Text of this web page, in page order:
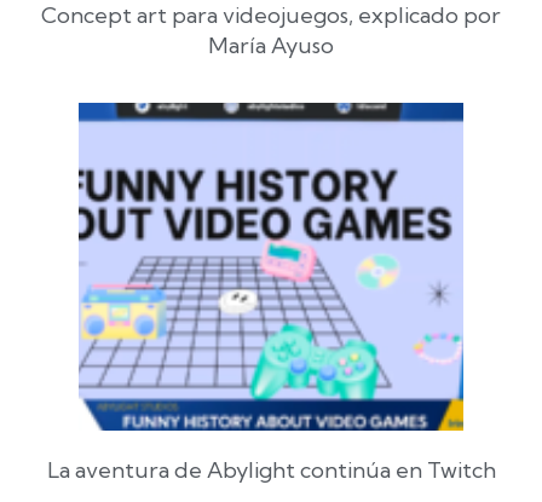
Concept art para videojuegos, explicado por
María Ayuso
La aventura de Abylight continúa en Twitch